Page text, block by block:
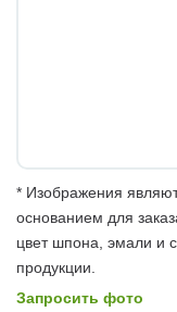
* Изображения
основанием для
цвет шпона, эмали и
продукции.
Запросить фото